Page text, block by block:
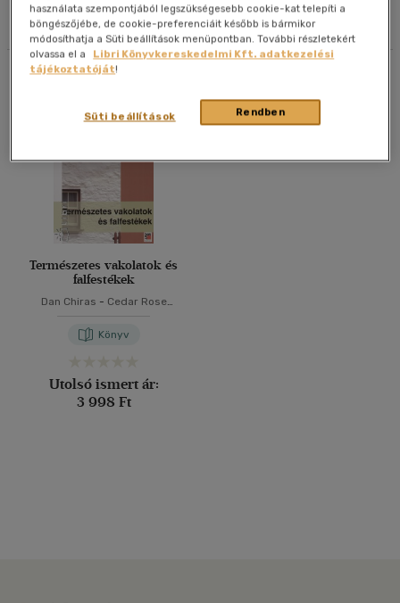
Szűrés Rendezés
Megjelenítés
20 db / oldal
Alkalmaz
Természetes vakolatok és
falfestékek
Dan Chiras - Cedar Rose
Könyv
Utolsó ismert ár:
3 998 Ft
használata szempontjából legszükségesebb cookie-kat telepíti a
böngészőjébe, de cookie-preferenciáit később is bármikor
módosíthatja a Süti beállítások menüpontban. További részletekért
olvassa el a
Libri Könyvkereskedelmi Kft. adatkezelési
tájékoztatóját!
Rendben
Süti beállítások